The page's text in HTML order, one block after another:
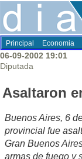
Principal Economia
06-09-2002 19:01
Diputada
Asaltaron
Buenos Aires, 6
provincial fue
Gran Buenos
armas de fuego y